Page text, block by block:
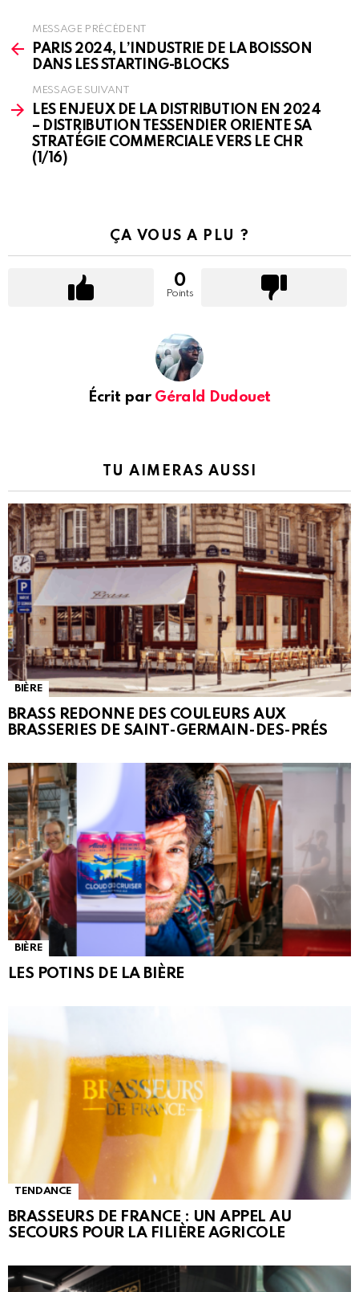
more
MESSAGE PRÉCÉDENT
PARIS 2024, L’INDUSTRIE DE LA BOISSON
DANS LES STARTING-BLOCKS
MESSAGE SUIVANT
LES ENJEUX DE LA DISTRIBUTION EN 2024
– DISTRIBUTION TESSENDIER ORIENTE SA
STRATÉGIE COMMERCIALE VERS LE CHR
(1/16)
ÇA VOUS A PLU ?
0
Points
Écrit par Gérald Dudouet
TU AIMERAS AUSSI
BIÈRE
BRASS REDONNE DES COULEURS AUX
BRASSERIES DE SAINT-GERMAIN-DES-PRÉS
BIÈRE
LES POTINS DE LA BIÈRE
TENDANCE
BRASSEURS DE FRANCE : UN APPEL AU
SECOURS POUR LA FILIÈRE AGRICOLE